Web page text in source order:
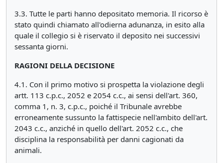
3.3. Tutte le parti hanno depositato memoria. Il ricorso è
stato quindi chiamato all'odierna adunanza, in esito alla
quale il collegio si è riservato il deposito nei successivi
sessanta giorni.
RAGIONI DELLA DECISIONE
4.1. Con il primo motivo si prospetta la violazione degli
artt. 113 c.p.c., 2052 e 2054 c.c., ai sensi dell'art. 360,
comma 1, n. 3, c.p.c., poiché il Tribunale avrebbe
erroneamente sussunto la fattispecie nell'ambito dell'art.
2043 c.c., anziché in quello dell'art. 2052 c.c., che
disciplina la responsabilità per danni cagionati da
animali.